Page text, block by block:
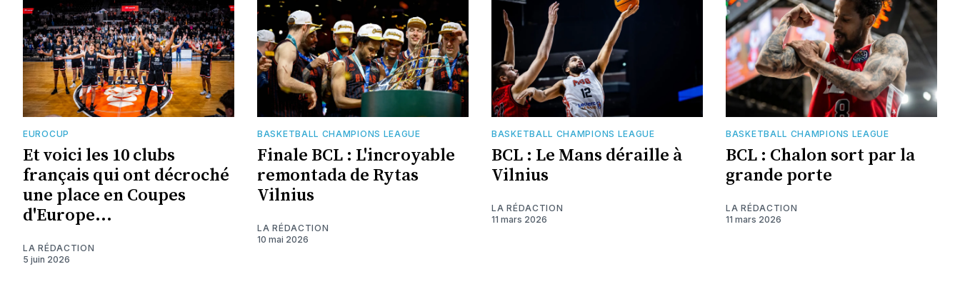
EUROCUP
Et voici les 10 clubs
français qui ont décroché
une place en Coupes
d'Europe...
LA RÉDACTION
5 juin 2026
BASKETBALL CHAMPIONS LEAGUE
Finale BCL : L'incroyable
remontada de Rytas
Vilnius
LA RÉDACTION
10 mai 2026
BASKETBALL CHAMPIONS LEAGUE
BCL : Le Mans déraille à
Vilnius
LA RÉDACTION
11 mars 2026
BASKETBALL CHAMPIONS LEAGUE
BCL : Chalon sort par la
grande porte
LA RÉDACTION
11 mars 2026